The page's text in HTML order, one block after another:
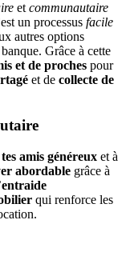
et communautaire
un processus facile
autres options
Grâce à cette
et de proches pour
et de collecte de
amis généreux et à
abordable grâce à
entraide
qui renforce les